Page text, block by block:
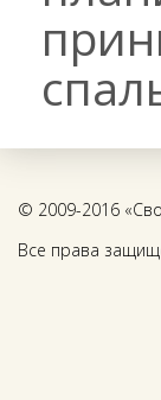
© 2009-2016
Все права